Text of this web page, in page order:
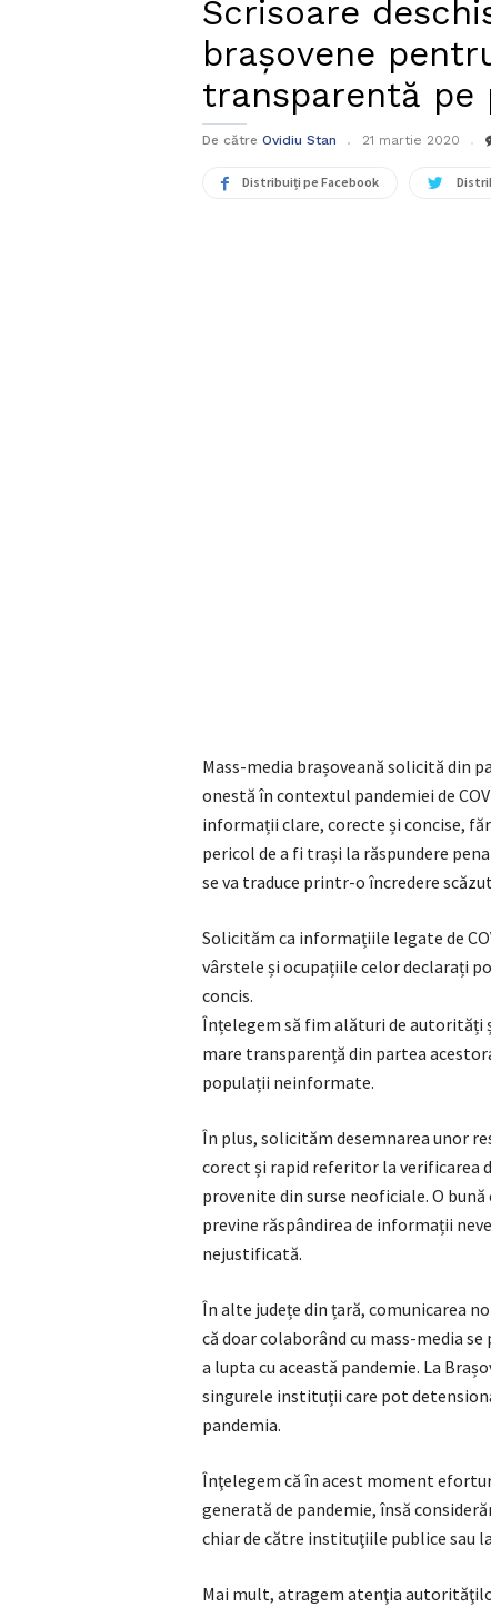
Scrisoare
brașovene
transparentă pe
De către Ovidiu Stan 21 martie 2020
Distribuiți pe Facebook
Mass-media brașoveană solicită din
onestă în contextul pandemiei de
informații clare, corecte și concise,
pericol de a fi trași la răspundere
se va traduce printr-o încredere
Solicităm ca informațiile legate de
vârstele și ocupațiile celor declarați
concis.
Înțelegem să fim alături de autorități
mare transparență din partea
populații neinformate.
În plus, solicităm desemnarea unor
corect și rapid referitor la
provenite din surse neoficiale. O
previne răspândirea de informații
nejustificată.
În alte județe din țară, comunicarea
că doar colaborând cu mass-media
a lupta cu această pandemie. La
singurele instituții care pot
pandemia.
Înţelegem că în acest moment
generată de pandemie, însă
chiar de către instituţiile publice sau
Mai mult, atragem atenţia